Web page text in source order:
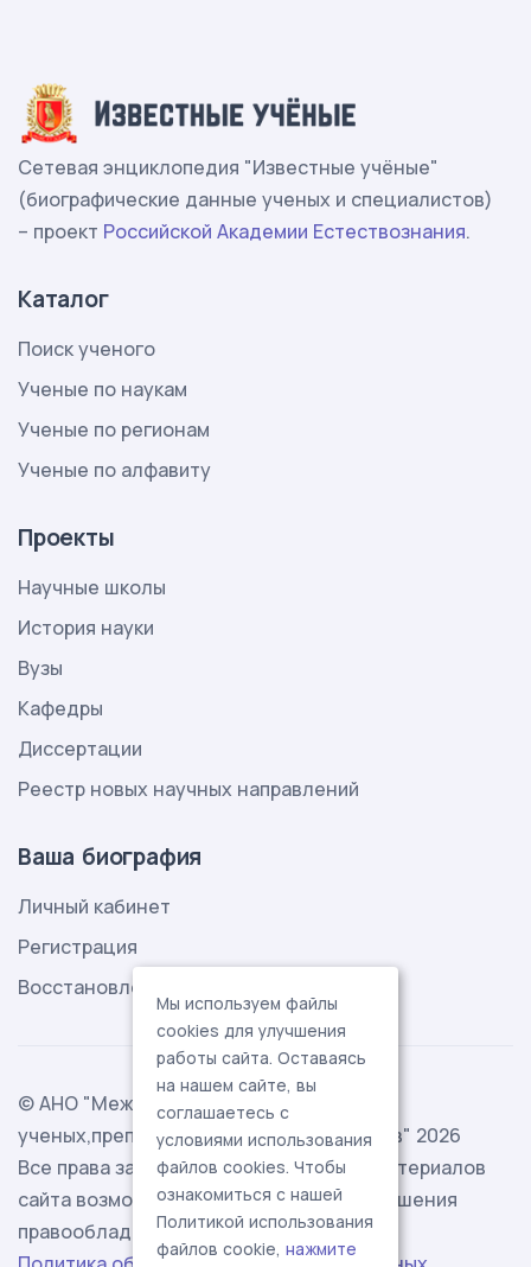
Сетевая энциклопедия "Известные учёные"
(биографические данные ученых и специалистов)
– проект Российской Академии Естествознания.
Каталог
Поиск ученого
Ученые по наукам
Ученые по регионам
Ученые по алфавиту
Проекты
Научные школы
История науки
Вузы
Кафедры
Диссертации
Реестр новых научных направлений
Ваша биография
Личный кабинет
Регистрация
Восстановление пароля
© АНО "Международная ассоциация
ученых,преподавателей и специалистов" 2026
Все права защищены. Использование материалов
сайта возможно исключительно с разрешения
правообладателя.
Мы используем файлы
cookies для улучшения
работы сайта. Оставаясь
на нашем сайте, вы
соглашаетесь с
условиями использования
файлов cookies. Чтобы
ознакомиться с нашей
Политикой использования
файлов cookie, нажмите